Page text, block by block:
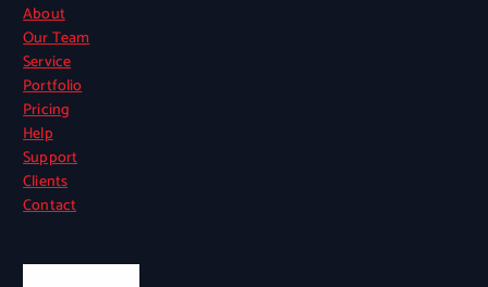
About
Our Team
Service
Portfolio
Pricing
Help
Support
Clients
Contact